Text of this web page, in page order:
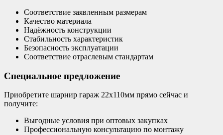
Соответствие заявленным размерам
Качество материала
Надёжность конструкции
Стабильность характеристик
Безопасность эксплуатации
Соответствие отраслевым стандартам
Специальное предложение
Приобретите шарнир гараж 22х110мм прямо сейчас и
получите:
Выгодные условия при оптовых закупках
Профессиональную консультацию по монтажу